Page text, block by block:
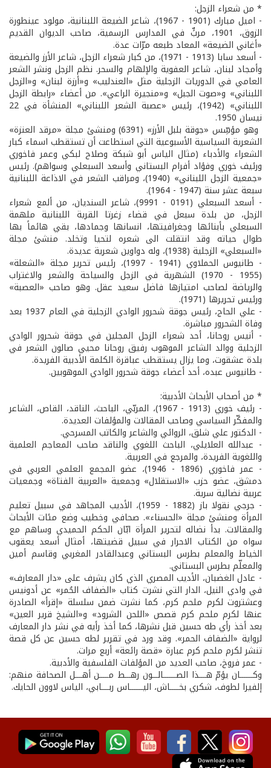
* من شعراء الزجل:
- اميل مبارك (1901 - 1967)، شاعر الضيعة اللبنانية، مولود عينطورة
الزوق، 1901، مربٍّ في المدارس الرسمية، صاحب الديوان القديم
«أغاني الضيعة» المعاد طبعه مرّات عدة.
- أسعد سابا (1913 - 1971)، من كبار شعراء الزجل، شاعر الأرز والضيعة
وأمجاد لبنان، شاعر العفوية والإلهام والسحر. نظم الزجل ونشر الشعر
العامي في الدوريات الزجلية مثل «العندليب» و«أرزة لبنان» و«الزجل
اللبناني» و«صوت الجبل» و«منجيرة الراعي». من أعضاء «رابطة الزجل
اللبناني» (1942)، رئيس «عصبة الشعر اللبناني» المنشأة في 22
نيسان 1950.
وهو مؤسِّس «جوقة بلبل الأرز» (6391) ومنشئ مجلة «مرقد العنزة»
الشعرية السياسية الأسبوعية التي استطاعت أن تستقطب اسماء كبار
الشعراء والأدباء (مثال الياس أبو شبكة وصلاح لبكي وعمر فاخوري
ورئيف خوري وفؤاد أفرام البستاني وأسعد السبعلي وسواهم). رئيس
«جمعية الزجل اللبناني» (1940)، ومراقب الشعر في الاذاعة اللبنانية
سبعة عشر سنة (1947 - 1964).
- أسعد السبعلي (0191 - 9991)، شاعر السنديان، من ألمع شعراء
الزجل، من بلدة سبعل في قضاء زغرتا القرية اللبنانية ملهمة
السبعلي بأبنائها وجغرافيتها، انسانها وجمادها، بقي هائماً بها
طوال حياته وقد انتقلت الى شعره لتحيا وتخلد. منشئ مجلة
«السبعلي» الزجلية (1938)، وله دواوين شعرية عديدة.
- طانيوس الحملاوي (1941 - 1997)، رئيس تحرير مجلة «الشعلة»
(1955 - 1970) الشهرية في الزجل والسياحة والشعر والاغتراب
والرياضة لصاحب امتيازها فاضل سعيد عقل. وهو صاحب «العصبة»
ورئيس تحريرها (1971).
- علي الحاج، رئيس جوقة شحرور الوادي الزجلية في العام 1937 بعد
وفاة الشحرور مباشرة.
- أنيس روحانا، أحد شعراء الزجل المجلين في جوقة شحرور الوادي
الزجلية ووالد الشاعر الموهوب رفيق روحانا محيي صالون الشعر في
بلدة عشقوت، وما يزال يستقطب عباقرة الكلمة الأدبية الفريدة.
- طانيوس عبده، أحد أعضاء جوقة شحرور الوادي الموهوبين.
* من أصحاب الأبحاث الأدبية:
- رئيف خوري (1913 - 1967)، المربّي، الباحث، الناقد، القاص، الشاعر
والمفكّر السياسي وصاحب المقالات والمؤلفات العديدة.
- الدكتور علي شلق، الروائي والشاعر والكاتب المسرحي.
- عبدالله العلايلي، الباحث اللغوي والناقد صاحب المعاجم العلمية
واللغوية الفريدة، والمرجع في العربية.
- عمر فاخوري (1896 - 1946)، عضو المجمع العلمي العربي في
دمشق، عضو حزب «الاستقلال» وجمعية «العربية الفتاة» وجمعيات
عربية نضالية سرية.
- جرجي نقولا باز (1882 - 1959)، الأديب المجاهد في سبيل تعليم
المرأة ومنشئ مجلة «الحسناء». صحافي وخطيب وضع مئات الأبحاث
والمقالات. بدأ نضاله لتحرير المرأة ابّان الحكم الحميدي وساهم مع
سواه من الكتاب الاحرار في سبيل قضيتها، أمثال أسعد يعقوب
الخياط والمعلم بطرس البستاني وعبدالقادر المغربي وقاسم أمين
والمعلّم بطرس البستاني.
- عادل الغضبان، الأديب المصري الذي كان يشرف على «دار المعارف»
في وادي النيل، الدار التي نشرت كتاب «الضفاف الحُمر» عن أدونيس
وعشتروت لكرم ملحم كرم، كما نشرت ضمن سلسلة «إقرأ» الصادرة
عنها لكرم ملحم كرم قصص «اللحن الشرود» و«الشيخ قرير العين»
بعد أخذ رأي طه حسين قبل نشرها، كما أخذ رأيه في نشر دار المعارف
لرواية «الضفاف الحمر». وقد ورد في تقرير لطه حسين عن كل قصة
تنشر لكرم ملحم كرم عبارة «قصة رائعة» أربع مرات.
- عمر فروخ، صاحب العديد من المؤلفات الفلسفية والأدبية.
وكـــــــان يؤمّ هــــذا الصـــــــالـــون رهـــط مـــــن أهــــل الصحافة منهم:
إلفيرا لطوف، شكري بخـــــاش، اليـــــــاس ربــــابي، الياس لاوون الحايك.